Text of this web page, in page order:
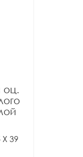
оц.
39